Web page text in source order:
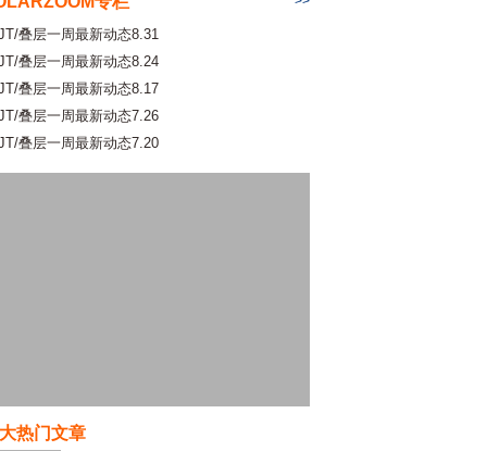
叠层一周最新动态8.31
叠层一周最新动态8.24
叠层一周最新动态8.17
叠层一周最新动态7.26
叠层一周最新动态7.20
热门文章